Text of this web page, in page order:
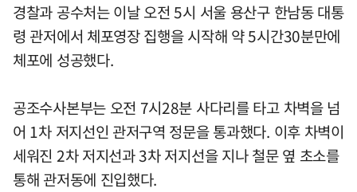
경찰과 공수처는 이날 오전 5시 서울 용산구 한남동 대통
령 관저에서 체포영장 집행을 시작해 약 5시간30분만에
체포에 성공했다.
공조수사본부는 오전 7시28분 사다리를 타고 차벽을 넘
어 1차 저지선인 관저구역 정문을 통과했다. 이후 차벽이
세워진 2차 저지선과 3차 저지선을 지나 철문 옆 초소를
통해 관저동에 진입했다.